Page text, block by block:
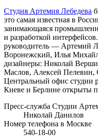
Студия Артемия Лебедева
это самая известная в
занимающаяся
и разработкой
руководитель — Артемий
Воронежский, Илья
дизайнеры: Николай
Маслов, Алексей
Центральный офис студии
Киеве и Берлине открыты
Пресс-служба Студии
Николай Данилов
Номер телефона в Москве
540-18-00